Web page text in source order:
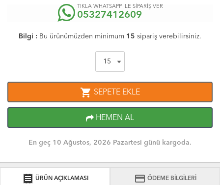
TIKLA WHATSAPP İLE SİPARİŞ VER
05327412609
Bilgi : Bu ürünümüzden minimum 15 sipariş verebilirsiniz.
shopping_cart SEPETE EKLE
HEMEN AL
En geç 10 Ağustos, 2026 Pazartesi günü kargoda.
receipt ÜRÜN AÇIKLAMASI credit_card ÖDEME BİLGİLERİ